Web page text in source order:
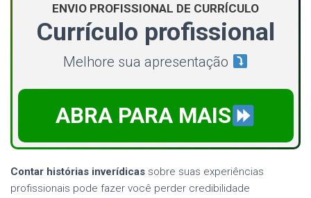
ENVIO PROFISSIONAL DE CURRÍCULO
Currículo profissional
Melhore sua apresentação
ABRA PARA MAIS
Contar histórias inverídicas sobre suas experiências
profissionais pode fazer você perder credibilidade